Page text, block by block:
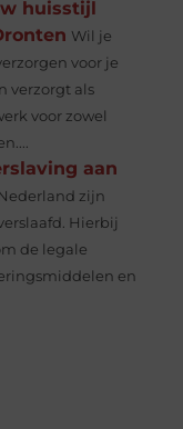
huisstijl
Wil je
voor je
verzorgt als
voor zowel
aan
zijn
Hierbij
de legale
en